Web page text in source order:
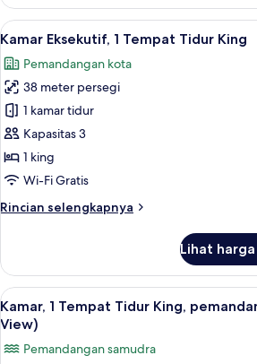
Eksekutif,
1
Tidur
King
Lihat
semua
foto
untuk
Kamar
Eksekutif,
1
Tempat
King
Seprai
14
Kamar Eksekutif, 1 Tempat Tidur King
Pemandangan kota
38 meter persegi
1 kamar tidur
Kapasitas 3
1 king
Wi-Fi Gratis
Rincian selengkapnya
Rincian
Kamar
Eksekutif,
1
Tempat
King
Lihat
Lihat
semua
foto
untuk
Kamar, 1
8
Kamar, 1 Tempat Tidur King,
View)
Pemandangan samudra